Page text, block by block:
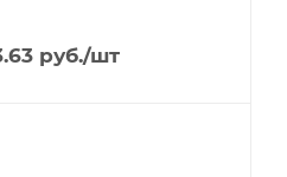
руб./шт